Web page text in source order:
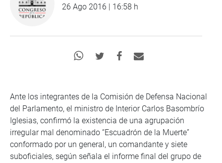
26 Ago 2016 | 16:58 h
Ante los integrantes de la Comisión de Defensa Nacional
del Parlamento, el ministro de Interior Carlos Basombrío
Iglesias, confirmó la existencia de una agrupación
irregular mal denominado “Escuadrón de la Muerte”
conformado por un general, un comandante y siete
suboficiales, según señala el informe final del grupo de